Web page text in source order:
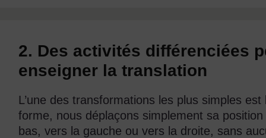
2. Des activités différenciées
enseigner la translation
L’une des transformations les plus simples
forme, nous déplaçons simplement sa
bas, vers la gauche ou vers la droite, sans